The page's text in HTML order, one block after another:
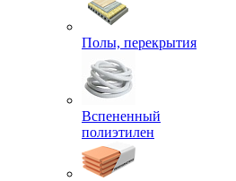
Полы, перекрытия
Вспененный
полиэтилен